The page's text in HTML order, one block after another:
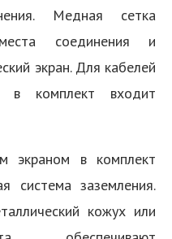
Медная сетка
соединения и
экран. Для кабелей
в комплект входит
экраном в комплект
система заземления.
кожух или